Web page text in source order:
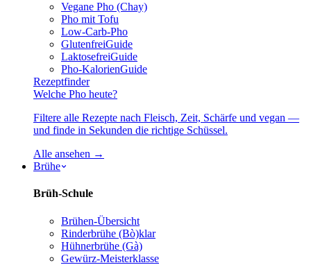
Vegane Pho (Chay)
Pho mit Tofu
Low-Carb-Pho
GlutenfreiGuide
LaktosefreiGuide
Pho-KalorienGuide
Rezeptfinder
Welche Pho heute?
Filtere alle Rezepte nach Fleisch, Zeit, Schärfe und vegan —
und finde in Sekunden die richtige Schüssel.
Alle ansehen →
Brühe
Brüh-Schule
Brühen-Übersicht
Rinderbrühe (Bò)klar
Hühnerbrühe (Gà)
Gewürz-Meisterklasse